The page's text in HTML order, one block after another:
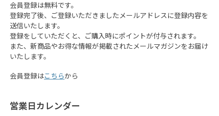
会員登録は無料です。
登録完了後、ご登録いただきましたメールアドレスに登録内容を
送信いたします。
登録をしていただくと、ご購入時にポイントが付与されます。
また、新商品やお得な情報が掲載されたメールマガジンをお届け
いたします。
会員登録はこちらから
営業日カレンダー